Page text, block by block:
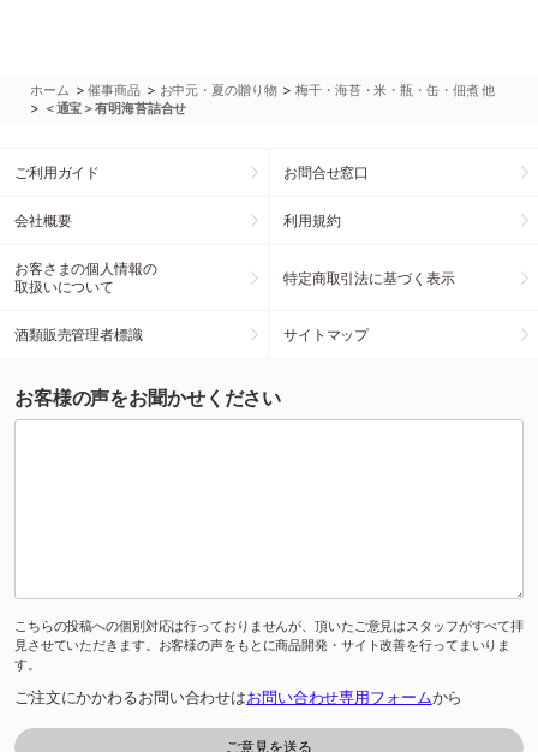
ホーム >催事商品 > お中元・夏の贈り物 >梅干・海苔・米・瓶・缶・佃煮 他
> ＜通宝＞有明海苔詰合せ
ご利用ガイド お問合せ窓口
会社概要 利用規約
お客さまの個人情報の
取扱いについて
特定商取引法に基づく表示
酒類販売管理者標識 サイトマップ
お客様の声をお聞かせください
こちらの投稿への個別対応は行っておりませんが、頂いたご意見はスタッフがすべて拝
見させていただきます。お客様の声をもとに商品開発・サイト改善を行ってまいりま
す。
ご注文にかかわるお問い合わせはお問い合わせ専用フォームから